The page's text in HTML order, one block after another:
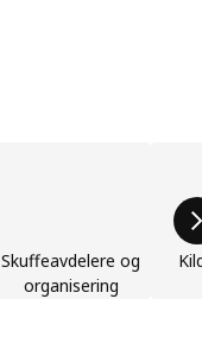
Skuffeavdelere og
organisering